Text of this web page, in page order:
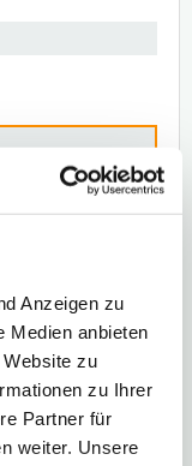
Anzeigen zu
Medien anbieten
zu
zu Ihrer
Partner für
weiter. Unsere
E-Book.